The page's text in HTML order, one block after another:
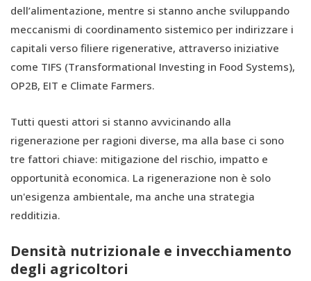
dell’alimentazione, mentre si stanno anche sviluppando
meccanismi di coordinamento sistemico per indirizzare i
capitali verso filiere rigenerative, attraverso iniziative
come TIFS (Transformational Investing in Food Systems),
OP2B, EIT e Climate Farmers.
Tutti questi attori si stanno avvicinando alla
rigenerazione per ragioni diverse, ma alla base ci sono
tre fattori chiave: mitigazione del rischio, impatto e
opportunità economica. La rigenerazione non è solo
un'esigenza ambientale, ma anche una strategia
redditizia.
Densità nutrizionale e invecchiamento
degli agricoltori